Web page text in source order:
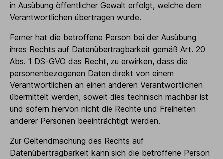
in Ausübung öffentlicher Gewalt erfolgt, welche dem
Verantwortlichen übertragen wurde.
Ferner hat die betroffene Person bei der Ausübung
ihres Rechts auf Datenübertragbarkeit gemäß Art. 20
Abs. 1 DS-GVO das Recht, zu erwirken, dass die
personenbezogenen Daten direkt von einem
Verantwortlichen an einen anderen Verantwortlichen
übermittelt werden, soweit dies technisch machbar ist
und sofern hiervon nicht die Rechte und Freiheiten
anderer Personen beeinträchtigt werden.
Zur Geltendmachung des Rechts auf
Datenübertragbarkeit kann sich die betroffene Person